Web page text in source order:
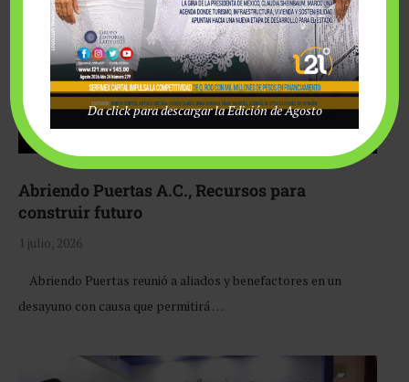
Abriendo Puertas A.C., Recursos para
construir futuro
1 julio, 2026
Abriendo Puertas reunió a aliados y benefactores en un
desayuno con causa que permitirá …
Da click para descargar la Edición de Agosto